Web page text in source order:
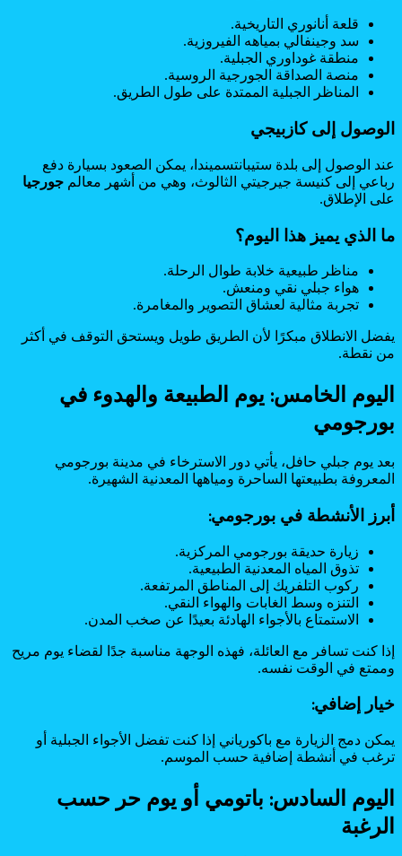
قلعة أنانوري التاريخية.
سد وجينفالي بمياهه الفيروزية.
منطقة غوداوري الجبلية.
منصة الصداقة الجورجية الروسية.
المناظر الجبلية الممتدة على طول الطريق.
الوصول إلى كازبيجي
عند الوصول إلى بلدة ستيبانتسميندا، يمكن الصعود بسيارة دفع
رباعي إلى كنيسة جيرجيتي الثالوث، وهي من أشهر معالم جورجيا
على الإطلاق.
ما الذي يميز هذا اليوم؟
مناظر طبيعية خلابة طوال الرحلة.
هواء جبلي نقي ومنعش.
تجربة مثالية لعشاق التصوير والمغامرة.
يفضل الانطلاق مبكرًا لأن الطريق طويل ويستحق التوقف في أكثر
من نقطة.
اليوم الخامس: يوم الطبيعة والهدوء في
بورجومي
بعد يوم جبلي حافل، يأتي دور الاسترخاء في مدينة بورجومي
المعروفة بطبيعتها الساحرة ومياهها المعدنية الشهيرة.
أبرز الأنشطة في بورجومي:
زيارة حديقة بورجومي المركزية.
تذوق المياه المعدنية الطبيعية.
ركوب التلفريك إلى المناطق المرتفعة.
التنزه وسط الغابات والهواء النقي.
الاستمتاع بالأجواء الهادئة بعيدًا عن صخب المدن.
إذا كنت تسافر مع العائلة، فهذه الوجهة مناسبة جدًا لقضاء يوم مريح
وممتع في الوقت نفسه.
خيار إضافي:
يمكن دمج الزيارة مع باكورياني إذا كنت تفضل الأجواء الجبلية أو
ترغب في أنشطة إضافية حسب الموسم.
اليوم السادس: باتومي أو يوم حر حسب
الرغبة